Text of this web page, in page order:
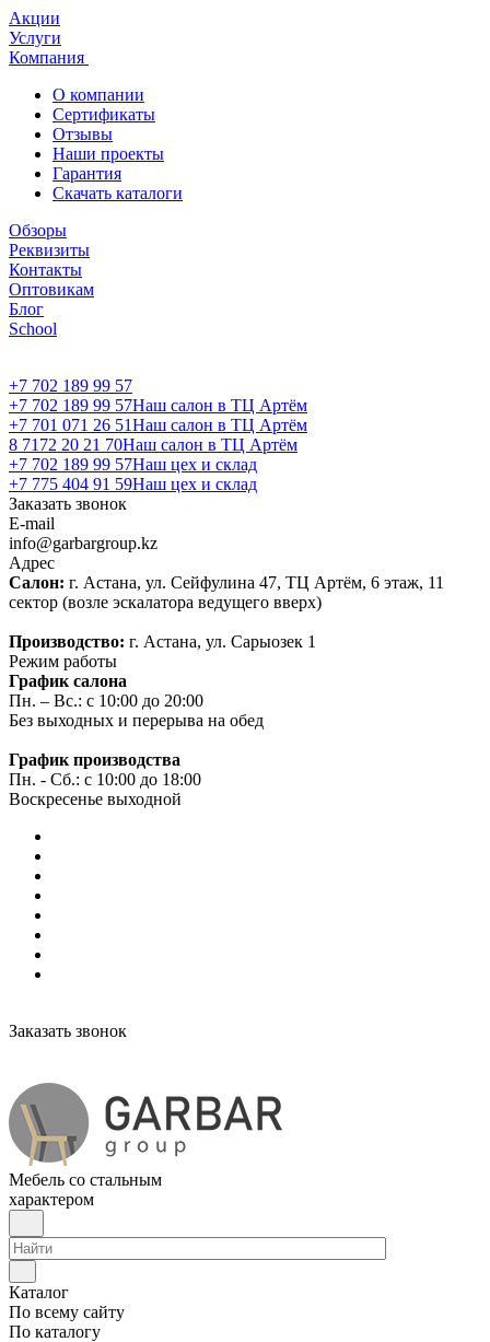
Акции
Услуги
Компания
О компании
Сертификаты
Отзывы
Наши проекты
Гарантия
Скачать каталоги
Обзоры
Реквизиты
Контакты
Оптовикам
Блог
School
+7 702 189 99 57
+7 702 189 99 57Наш салон в ТЦ Артём
+7 701 071 26 51Наш салон в ТЦ Артём
8 7172 20 21 70Наш салон в ТЦ Артём
+7 702 189 99 57Наш цех и склад
+7 775 404 91 59Наш цех и склад
Заказать звонок
E-mail
info@garbargroup.kz
Адрес
Салон: г. Астана, ул. Сейфулина 47, ТЦ Артём, 6 этаж, 11
сектор (возле эскалатора ведущего вверх)
Производство: г. Астана, ул. Сарыозек 1
Режим работы
График салона
Пн. – Вс.: с 10:00 до 20:00
Без выходных и перерыва на обед
График производства
Пн. - Сб.: с 10:00 до 18:00
Воскресенье выходной
Заказать звонок
Мебель со стальным
характером
Каталог
По всему сайту
По каталогу